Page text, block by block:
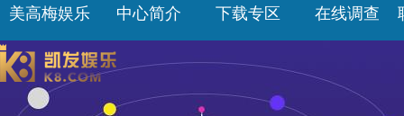
美高梅娱乐 中心简介 下载专区 在线调查